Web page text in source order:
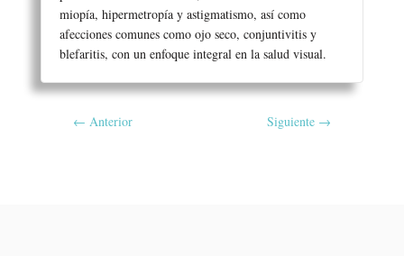
miopía, hipermetropía y astigmatismo, así como
afecciones comunes como ojo seco, conjuntivitis y
blefaritis, con un enfoque integral en la salud visual.
← Anterior Siguiente →